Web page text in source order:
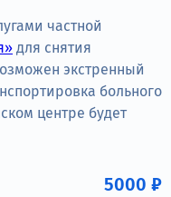
частной
для снятия
экстренный
больного
центре будет
5000 ₽